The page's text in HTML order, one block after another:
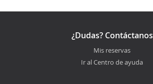
¿Dudas? Contáctanos
Mis reservas
Ir al Centro de ayuda